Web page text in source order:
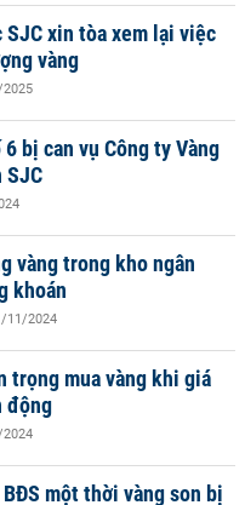
SJC xin tòa xem lại việc
vàng
bị can vụ Công ty Vàng
SJC
vàng trong kho ngân
khoán
11/2024
trọng mua vàng khi giá
động
một thời vàng son bị